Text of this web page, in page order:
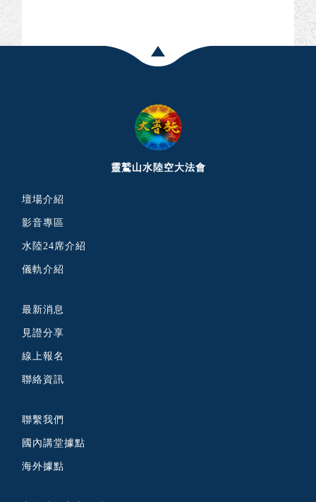
靈鷲山水陸空大法會
壇場介紹
影音專區
水陸24席介紹
儀軌介紹
最新消息
見證分享
線上報名
聯絡資訊
聯繫我們
國內講堂據點
海外據點